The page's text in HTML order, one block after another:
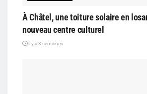
À Châtel, une toiture solaire en
nouveau centre culturel
il y a 3 semaines